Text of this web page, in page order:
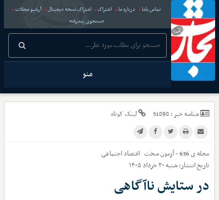
تماس باما درباره ما اشتراک اشتراک نسخه دیجیتال
آرشیو مجلات
جستجوی پیشرفته
منو
شناسه خبر : 51898 لینک کوتاه
مجله ی 636 - آزمون سخت
اقتصاد اجتماعی
تاریخ انتشار:شنبه ۳۰ خرداد ۱۴۰۵
در ستایش ناآگاهی